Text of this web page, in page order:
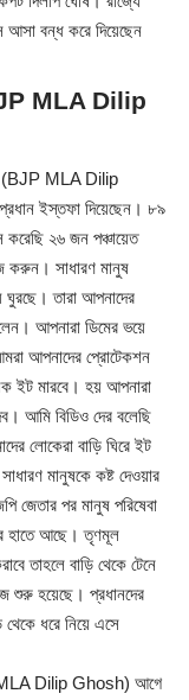
আসা বন্ধ করে দিয়েছেন
(BJP MLA Dilip
(BJP MLA Dilip
ইস্তফা দিয়েছেন। ৮৯
২৬ জন পঞ্চায়েত
করুন। সাধারণ মানুষ
ঘুরছে। তারা আপনাদের
আপনারা ডিমের ভয়ে
আপনাদের প্রোটেকশন
ইট মারবে। হয় আপনারা
আমি বিডিও দের বলেছি
লোকেরা বাড়ি ঘিরে ইট
মানুষকে কষ্ট দেওয়ার
জেতার পর মানুষ পরিষেবা
হাতে আছে। তৃণমূল
তাহলে বাড়ি থেকে টেনে
শুরু হয়েছে। প্রধানদের
ধরে নিয়ে এসে
MLA Dilip Ghosh) আগে